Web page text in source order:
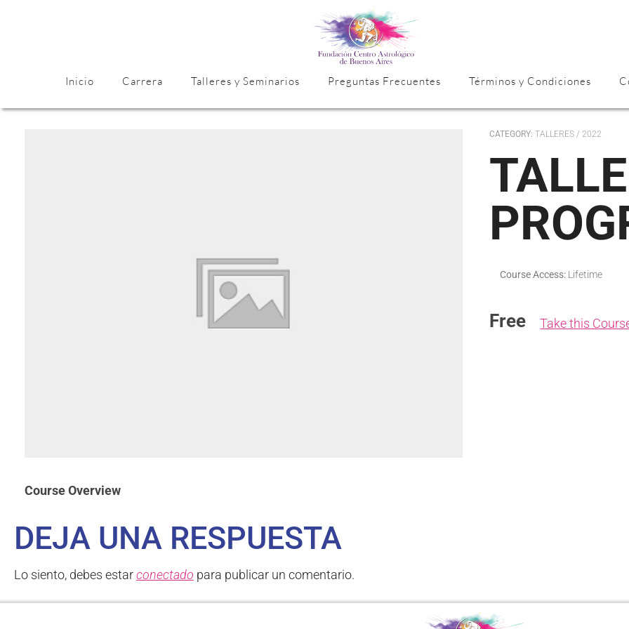
Inicio Carrera Talleres y Seminarios Preguntas Frecuentes Términos y Condiciones
CATEGORY:TALLERES / 2022
TALLER LA CARTA
Course Access: Lifetime
Free Take this
Course Overview
DEJA UNA RESPUESTA
Lo siento, debes estarconectado para publicar un comentario.